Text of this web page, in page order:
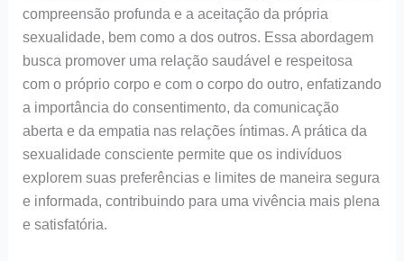
compreensão profunda e a aceitação da própria
sexualidade, bem como a dos outros. Essa abordagem
busca promover uma relação saudável e respeitosa
com o próprio corpo e com o corpo do outro, enfatizando
a importância do consentimento, da comunicação
aberta e da empatia nas relações íntimas. A prática da
sexualidade consciente permite que os indivíduos
explorem suas preferências e limites de maneira segura
e informada, contribuindo para uma vivência mais plena
e satisfatória.